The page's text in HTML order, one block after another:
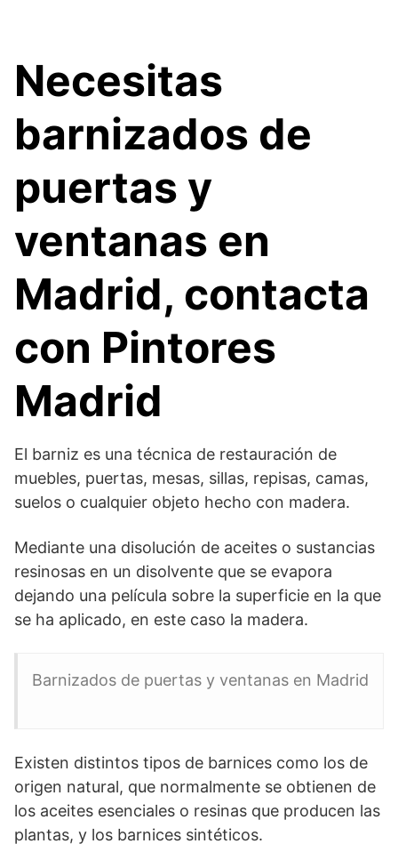
Necesitas
barnizados de
puertas y
ventanas en
Madrid, contacta
con Pintores
Madrid
El barniz es una técnica de restauración de
muebles, puertas, mesas, sillas, repisas, camas,
suelos o cualquier objeto hecho con madera.
Mediante una disolución de aceites o sustancias
resinosas en un disolvente que se evapora
dejando una película sobre la superficie en la que
se ha aplicado, en este caso la madera.
Barnizados de puertas y ventanas en Madrid
Existen distintos tipos de barnices como los de
origen natural, que normalmente se obtienen de
los aceites esenciales o resinas que producen las
plantas, y los barnices sintéticos.